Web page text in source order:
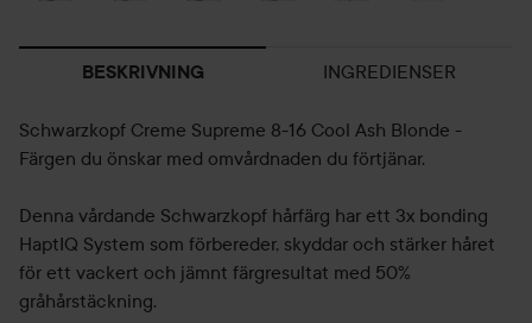
BESKRIVNING INGREDIENSER
Schwarzkopf Creme Supreme 8-16 Cool Ash Blonde -
Färgen du önskar med omvårdnaden du förtjänar.
Denna vårdande Schwarzkopf hårfärg har ett 3x bonding
HaptIQ System som förbereder, skyddar och stärker håret
för ett vackert och jämnt färgresultat med 50%
gråhårstäckning.